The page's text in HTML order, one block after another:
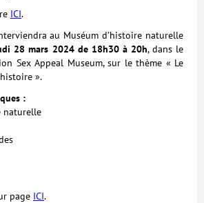
PARTENARIATS
CORPORATE
Idées reçues – Corporate
Hors collection
CONTACT
POLITIQUE DE CONFIDENTIALITÉ
ICI.
au Muséum d’histoire naturelle
28 mars 2024 de 18h30 à 20h, dans le
Sex Appeal Museum, sur le thème « Le
».
:
naturelle
page ICI.